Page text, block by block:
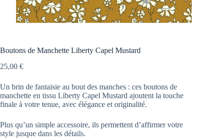
Boutons de Manchette Liberty Capel Mustard
25,00 €
Un brin de fantaisie au bout des manches : ces boutons de
manchette en tissu Liberty Capel Mustard ajoutent la touche
finale à votre tenue, avec élégance et originalité.
Plus qu’un simple accessoire, ils permettent d’affirmer votre
style jusque dans les détails.